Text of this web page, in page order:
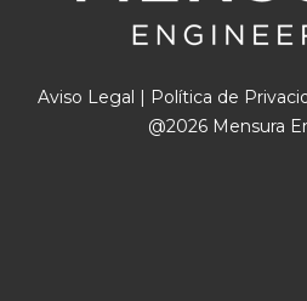
Aviso Legal | Política de
@2026 Mensura